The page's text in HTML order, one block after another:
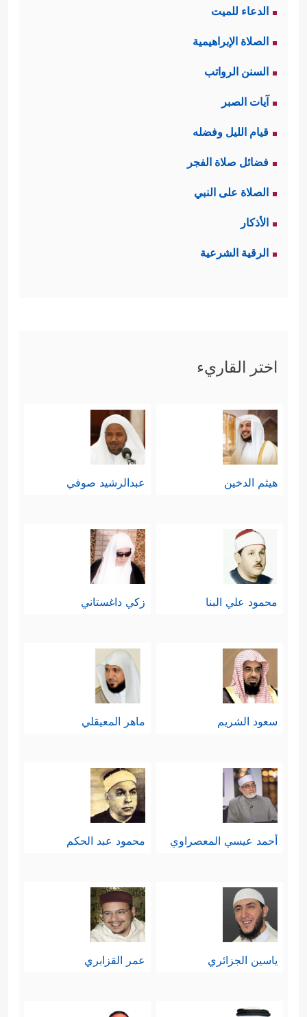
الدعاء للميت
الصلاة الإبراهيمية
السنن الرواتب
آيات الصبر
قيام الليل وفضله
فضائل صلاة الفجر
الصلاة على النبي
الأذكار
الرقية الشرعية
اختر القاريء
هيثم الدخين عبدالرشيد صوفي
محمود علي البنا زكي داغستاني
سعود الشريم ماهر المعيقلي
أحمد عيسي المعصراوي محمود عبد الحكم
ياسين الجزائري عمر القزابري